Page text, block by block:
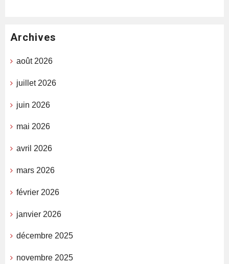
Archives
août 2026
juillet 2026
juin 2026
mai 2026
avril 2026
mars 2026
février 2026
janvier 2026
décembre 2025
novembre 2025